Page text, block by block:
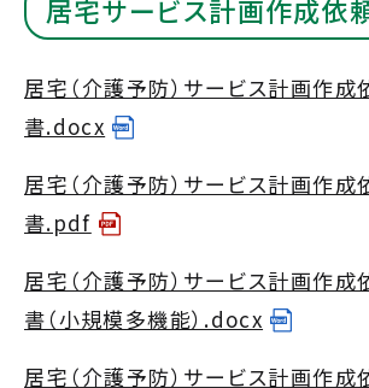
居宅サービス計画作成依
居宅（介護予防）サービス計画作成
書.docx
居宅（介護予防）サービス計画作成
書.pdf
居宅（介護予防）サービス計画作成
書（小規模多機能）.docx
居宅（介護予防）サービス計画作成